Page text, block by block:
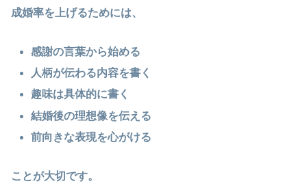
成婚率を上げるためには、
感謝の言葉から始める
人柄が伝わる内容を書く
趣味は具体的に書く
結婚後の理想像を伝える
前向きな表現を心がける
ことが大切です。